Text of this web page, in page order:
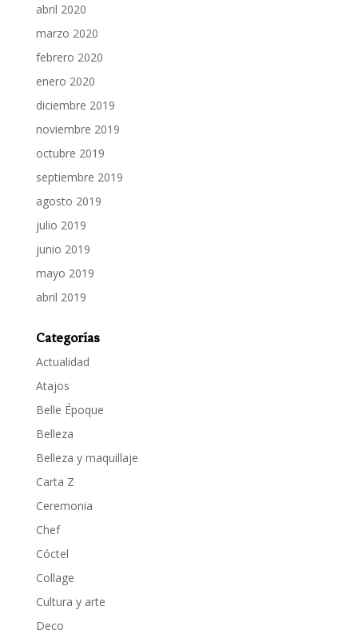
abril 2020
marzo 2020
febrero 2020
enero 2020
diciembre 2019
noviembre 2019
octubre 2019
septiembre 2019
agosto 2019
julio 2019
junio 2019
mayo 2019
abril 2019
Categorías
Actualidad
Atajos
Belle Époque
Belleza
Belleza y maquillaje
Carta Z
Ceremonia
Chef
Cóctel
Collage
Cultura y arte
Deco